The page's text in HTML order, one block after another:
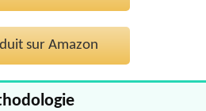
sur Amazon